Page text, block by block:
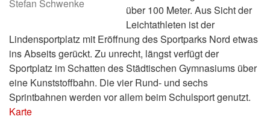
Stefan Schwenke
über 100 Meter. Aus Sicht der
Leichtathleten ist der
Lindensportplatz mit Eröffnung des Sportparks Nord etwas
ins Abseits gerückt. Zu unrecht, längst verfügt der
Sportplatz im Schatten des Städtischen Gymnasiums über
eine Kunststoffbahn. Die vier Rund- und sechs
Sprintbahnen werden vor allem beim Schulsport genutzt.
Karte